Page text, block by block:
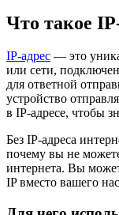
Что такое
IP-адрес — это
или сети,
для ответной
устройство
в IP-адресе, чтобы
Без IP-адреса
почему вы не
интернета. Вы
IP вместо вашего